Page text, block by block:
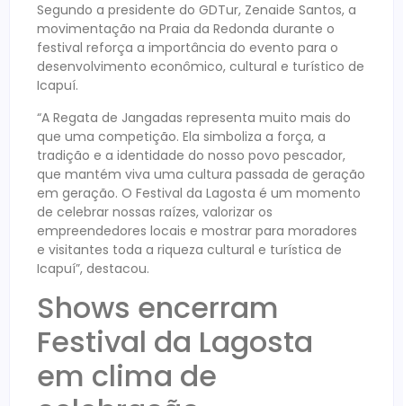
Segundo a presidente do GDTur, Zenaide Santos, a
movimentação na Praia da Redonda durante o
festival reforça a importância do evento para o
desenvolvimento econômico, cultural e turístico de
Icapuí.
“A Regata de Jangadas representa muito mais do
que uma competição. Ela simboliza a força, a
tradição e a identidade do nosso povo pescador,
que mantém viva uma cultura passada de geração
em geração. O Festival da Lagosta é um momento
de celebrar nossas raízes, valorizar os
empreendedores locais e mostrar para moradores
e visitantes toda a riqueza cultural e turística de
Icapuí”, destacou.
Shows encerram
Festival da Lagosta
em clima de